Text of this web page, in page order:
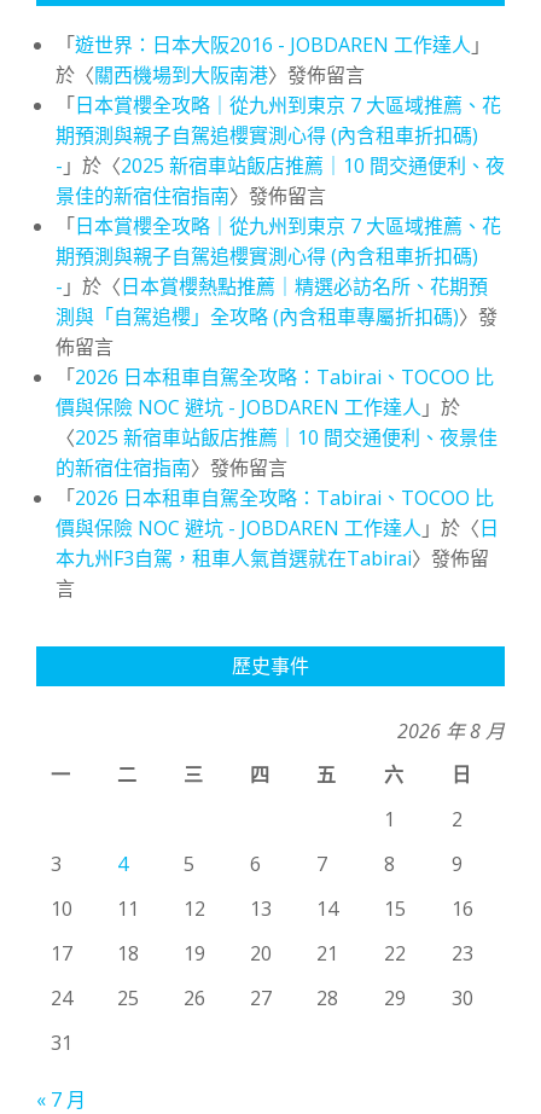
「遊世界：日本大阪2016 - JOBDAREN 工作達人 」
於〈關西機場到大阪南港〉發佈留言
「日本賞櫻全攻略｜從九州到東京 7 大區域推薦、花
期預測與親子自駕追櫻實測心得 (內含租車折扣碼)
- 」於〈2025 新宿車站飯店推薦｜10 間交通便利、夜
景佳的新宿住宿指南〉發佈留言
「日本賞櫻全攻略｜從九州到東京 7 大區域推薦、花
期預測與親子自駕追櫻實測心得 (內含租車折扣碼)
- 」於〈日本賞櫻熱點推薦｜精選必訪名所、花期預
測與「自駕追櫻」全攻略 (內含租車專屬折扣碼)〉發
佈留言
「2026 日本租車自駕全攻略：Tabirai、TOCOO 比
價與保險 NOC 避坑 - JOBDAREN 工作達人 」於
〈2025 新宿車站飯店推薦｜10 間交通便利、夜景佳
的新宿住宿指南〉發佈留言
「2026 日本租車自駕全攻略：Tabirai、TOCOO 比
價與保險 NOC 避坑 - JOBDAREN 工作達人 」於〈日
本九州F3自駕，租車人氣首選就在Tabirai〉發佈留
言
歷史事件
2026 年 8 月
一
二 三 四 五 六
日
1
2
3
4 5 6 7 8
9
10
11 12 13 14 15
16
17
18 19 20 21 22
23
24
25 26 27 28 29
30
31
« 7 月